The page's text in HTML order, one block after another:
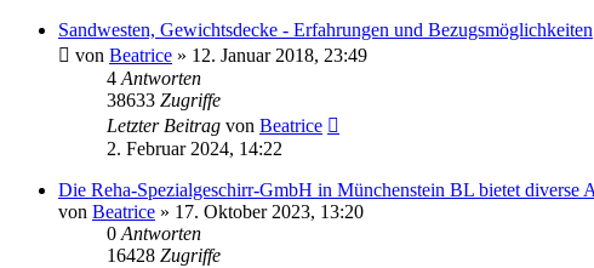
Sandwesten, Gewichtsdecke - Erfahrungen und Bezugsmöglichkeiten
von Beatrice » 12. Januar 2018, 23:49
4 Antworten
38633 Zugriffe
Letzter Beitrag von Beatrice
2. Februar 2024, 14:22
Die Reha-Spezialgeschirr-GmbH in Münchenstein BL bietet
von Beatrice » 17. Oktober 2023, 13:20
0 Antworten
16428 Zugriffe